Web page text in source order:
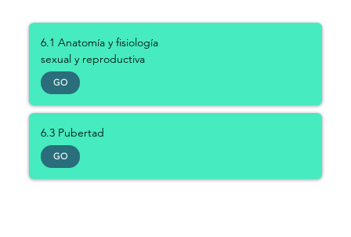
6.1 Anatomía y fisiología
sexual y reproductiva
GO
6.3 Pubertad
GO